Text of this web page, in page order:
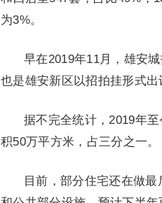
为3%。
早在2019年11月，雄安
也是雄安新区以招拍挂形式出
据不完全统计，2019年
积50万平方米，占三分之一。
目前，部分住宅还在做